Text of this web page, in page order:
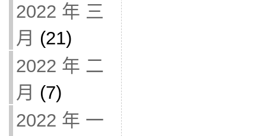
2022 年 三
月 (21)
2022 年 二
月 (7)
2022 年 一